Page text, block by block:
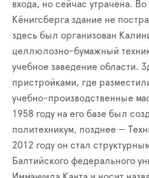
входа, но сейчас утрачена.
Кёнигсберга здание не
здесь был организован
целлюлозно-бумажный
учебное заведение области.
пристройками, где
учебно-производственные
1958 году на его базе был
политехникум, позднее —
2012 году он стал
Балтийского федерального